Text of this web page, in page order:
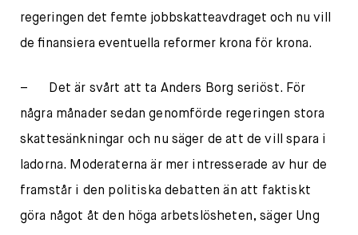
regeringen det femte jobbskatteavdraget och nu vill
de finansiera eventuella reformer krona för krona.
– Det är svårt att ta Anders Borg seriöst. För
några månader sedan genomförde regeringen stora
skattesänkningar och nu säger de att de vill spara i
ladorna. Moderaterna är mer intresserade av hur de
framstår i den politiska debatten än att faktiskt
göra något åt den höga arbetslösheten, säger Ung